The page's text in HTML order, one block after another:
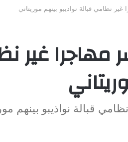
نظامي قبالة نواذيبو بينهم موريتاني
غير
قبالة نواذيبو بينهم